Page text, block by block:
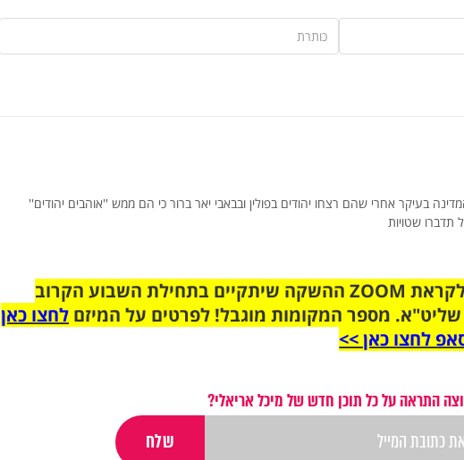
בעיקר אחרי שהם רצחו יהודים בפולין ובבאבי יאר ברור כי הם ממש ''אוהבים יהודים''
תדברו שטויות
הצטרפו לקבוצת הוואטסאפ לקראת ZOOM ההשקה שיתקיים בתחילת השבוע הקרוב
מספר המקומות מוגבל! לפרטים על המיזם לחצו כאן
לחצו כאן >>
התראה על כל תוכן חדש של מיכל אריאלי?